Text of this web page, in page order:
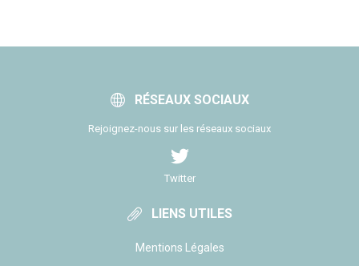
RÉSEAUX SOCIAUX
Rejoignez-nous sur les réseaux sociaux
Twitter
LIENS UTILES
Mentions Légales